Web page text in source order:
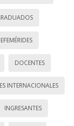
EFEMÉRIDES
DOCENTES
INTERNACIONALES
INGRESANTES